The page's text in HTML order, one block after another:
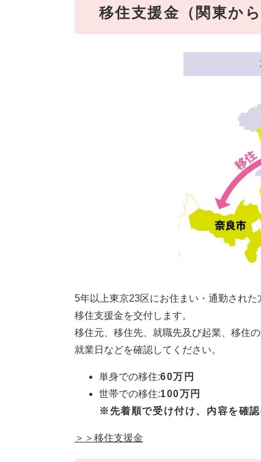
移住支援金（関東か
5年以上東京23区にお住まい・通勤され
移住支援金を交付します。
移住元、移住先、就職先及び起業、移住
就業日などを確認してください。
単身での移住:60万円
世帯での移住:100万円
※ 先着順で受け付け、内容を確
＞＞移住支援金